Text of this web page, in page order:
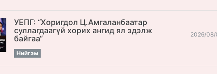
УЕПГ: “Хоригдол Ц.Амгаланбаатар
cуллагдаагүй хорих ангид ял эдэлж
байгаа“
Нийгэм
2026/08/